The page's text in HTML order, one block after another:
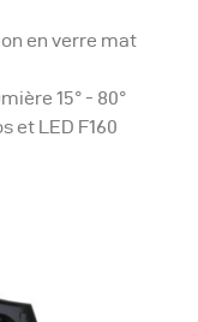
Des
de
en verre mat
15° - 80°
et LED F160